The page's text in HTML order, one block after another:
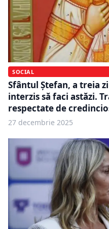
SOCIAL
Sfântul Ștefan, a treia
interzis să faci astăzi.
respectate de
27 decembrie 2025